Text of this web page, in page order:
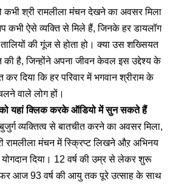
कभी श्री रामलीला मंचन देखने का अवसर मिला
कभी ऐसे व्यक्ति से मिले हैं, जिनके हर डायलॉग
की गूंज से होता हो। क्या उस शख्सियत
की है, जिन्होंने अपना जीवन केवल इस उद्देश्य के
कर दिया कि हर परिवार में भगवान श्रीराम के
वाले लोग हों।
को यहां क्लिक करके ऑडियो में सुन सकते हैं
व्यक्तित्व से बातचीत करने का अवसर मिला,
रामलीला मंचन में स्क्रिप्ट लिखने औऱ अभिनय
योगदान दिया। 12 वर्ष की उम्र से लेकर शुरू
आज 93 वर्ष की आयु तक पूरे उत्साह के साथ